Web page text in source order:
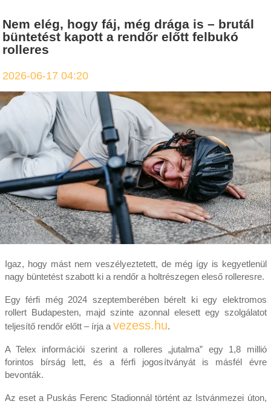
Nem elég, hogy fáj, még drága is – brutál
büntetést kapott a rendőr előtt felbukó
rolleres
2026-06-17 04:20
Igaz, hogy mást nem veszélyeztetett, de még így is kegyetlenül
nagy büntetést szabott ki a rendőr a holtrészegen eleső rolleresre.
Egy férfi még 2024 szeptemberében bérelt ki egy elektromos
rollert Budapesten, majd szinte azonnal elesett egy szolgálatot
teljesítő rendőr előtt – írja a vezess.hu.
A Telex információi szerint a rolleres „jutalma” egy 1,8 millió
forintos bírság lett, és a férfi jogosítványát is másfél évre
bevonták.
Az eset a Puskás Ferenc Stadionnál történt az Istvánmezei úton,